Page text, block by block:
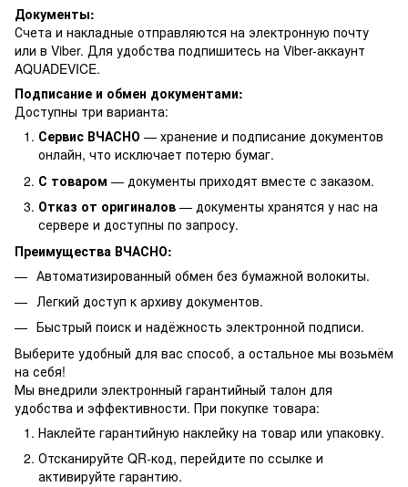
Документы:
Счета и накладные отправляются на электронную почту
или в Viber. Для удобства подпишитесь на Viber-аккаунт
AQUADEVICE.
Подписание и обмен документами:
Доступны три варианта:
Сервис ВЧАСНО — хранение и подписание документов
онлайн, что исключает потерю бумаг.
С товаром — документы приходят вместе с заказом.
Отказ от оригиналов — документы хранятся у нас на
сервере и доступны по запросу.
Преимущества ВЧАСНО:
Автоматизированный обмен без бумажной волокиты.
Легкий доступ к архиву документов.
Быстрый поиск и надёжность электронной подписи.
Выберите удобный для вас способ, а остальное мы возьмём
на себя!
Мы внедрили электронный гарантийный талон для
удобства и эффективности. При покупке товара:
Наклейте гарантийную наклейку на товар или упаковку.
Отсканируйте QR-код, перейдите по ссылке и
активируйте гарантию.